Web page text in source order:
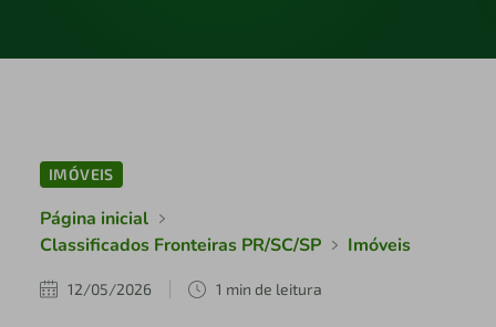
IMÓVEIS
Página inicial
Classificados Fronteiras PR/SC/SP
Imóveis
12/05/2026 1 min de leitura